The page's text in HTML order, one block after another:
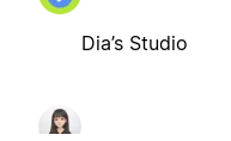
Dia’s Studio